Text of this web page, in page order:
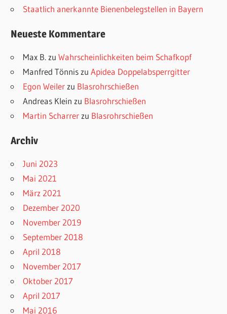
Staatlich anerkannte Bienenbelegstellen in Bayern
Neueste Kommentare
Max B. zuWahrscheinlichkeiten beim Schafkopf
Manfred Tönnis zuApidea Doppelabsperrgitter
Egon Weiler zu Blasrohrschießen
Andreas Klein zu Blasrohrschießen
Martin Scharrer zu Blasrohrschießen
Archiv
Juni 2023
Mai 2021
März 2021
Dezember 2020
November 2019
September 2018
April 2018
November 2017
Oktober 2017
April 2017
Mai 2016